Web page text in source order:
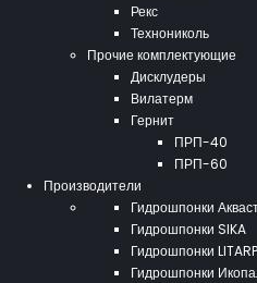
Рекс
Технониколь
Прочие комплектующие
Дисклудеры
Вилатерм
Гернит
ПРП-40
ПРП-60
Производители
Гидрошпонки
Гидрошпонки SIKA
Гидрошпонки
Гидрошпонки